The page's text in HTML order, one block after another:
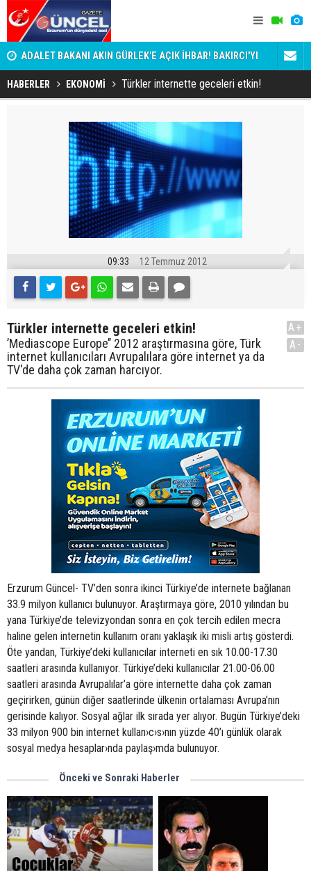
ADALET BAKANI AKIN GÜRLEK'E AÇIK İHBAR! BAKIRCI'YI
KİM KORUYOR?
Bala
HABERLER EKONOMİ Türkler internette geceleri etkin!
09:33 12 Temmuz 2012
Türkler internette geceleri etkin!
’Mediascope Europe’’ 2012 araştırmasına göre, Türk
internet kullanıcıları Avrupalılara göre internet ya da
TV'de daha çok zaman harcıyor.
A+
A-
Erzurum Güncel- TV’den sonra ikinci Türkiye’de internete bağlanan
33.9 milyon kullanıcı bulunuyor. Araştırmaya göre, 2010 yılından bu
yana Türkiye’de televizyondan sonra en çok tercih edilen mecra
haline gelen internetin kullanım oranı yaklaşık iki misli artış gösterdi.
Öte yandan, Türkiye’deki kullanıcılar interneti en sık 10.00-17.30
saatleri arasında kullanıyor. Türkiye’deki kullanıcılar 21.00-06.00
saatleri arasında Avrupalılar’a göre internette daha çok zaman
geçirirken, günün diğer saatlerinde ülkenin ortalaması Avrupa’nın
gerisinde kalıyor. Sosyal ağlar ilk sırada yer alıyor. Bugün Türkiye’deki
33 milyon 900 bin internet kullan›c›s›nın yüzde 40’ı günlük olarak
sosyal medya hesaplar›nda paylaş›mda bulunuyor.
Önceki ve Sonraki Haberler